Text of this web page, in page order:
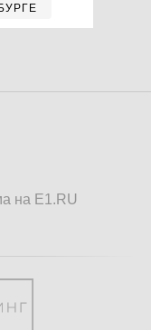
на E1.RU